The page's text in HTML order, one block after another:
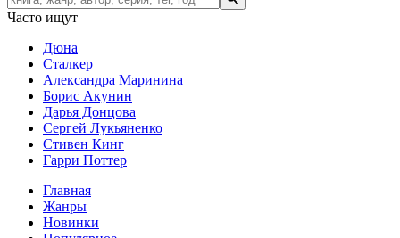
Часто ищут
Дюна
Сталкер
Александра Маринина
Борис Акунин
Дарья Донцова
Сергей Лукьяненко
Стивен Кинг
Гарри Поттер
Главная
Жанры
Новинки